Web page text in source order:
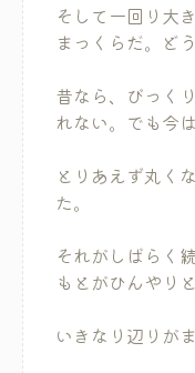
そして一回り大
まっくらだ。ど
昔なら、びっく
れない。でも今
とりあえず丸く
た。
それがしばらく
もとがひんやり
いきなり辺りが